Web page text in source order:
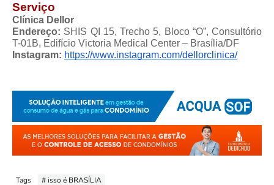
Serviço
Clínica Dellor
Endereço: SHIS QI 15, Trecho 5, Bloco “O”, Consultório
T-01B, Edifício Victoria Medical Center – Brasília/DF
Instagram: https://www.instagram.com/dellorclinica/
Tags # isso é BRASÍLIA